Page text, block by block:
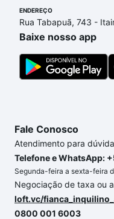
Se ainda tem
no processo de
quanto custa
a gente para
com segurança e
ENDEREÇO
Rua Tabapuã, 743 -
Baixe nosso app
Fale Conosco
Atendimento para
Telefone e WhatsApp:
Segunda-feira a sexta-feira
Negociação de taxa ou
loft.vc/
0800 001 6003